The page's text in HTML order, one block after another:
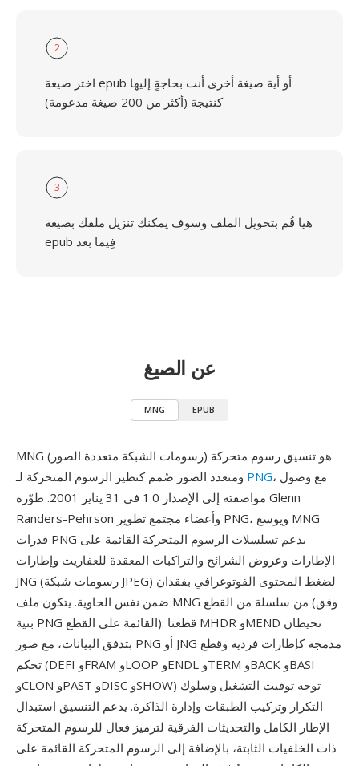
2
اختر صيغة epub أو أية صيغة أخرى أنت بحاجةٍ إليها
كنتيجة (أكثر من 200 صيغة مدعومة)
3
هيا قُم بتحويل الملف وسوف يمكنك تنزيل ملفك بصيغة
epub فِيما بعد
عن الصيغ
MNG EPUB
MNG (رسومات الشبكة متعددة الصور) هو تنسيق رسوم متحركة
PNG، مع وصول
مواصفته إلى الإصدار 1.0 في 31 يناير 2001. طوّره Glenn
Randers-Pehrson وأعضاء مجتمع تطوير PNG، ويوسع MNG
قدرات PNG بدعم تسلسلات الرسوم المتحركة القائمة على
الإطارات وعروض الشرائح والتراكبات المعقدة للعفاريت وإطارات
JNG (رسومات شبكة JPEG) لضغط المحتوى الفوتوغرافي بفقدان
ضمن نفس الحاوية. يتكون ملف MNG من سلسلة من القطع (وفق
بنية PNG القائمة على القطع): قطعتا MHDR وMEND تحيطان
بتدفق البيانات، مع صور PNG أو JNG مدمجة كإطارات فردية وقطع
تحكم (DEFI وFRAM وLOOP وENDL وTERM وBACK وBASI
وCLON وPAST وDISC وSHOW) توجه توقيت التشغيل وسلوك
التكرار وتركيب الطبقات وإدارة الذاكرة. يدعم التنسيق استبدال
الإطار الكامل والتحديثات الفرقية لترميز فعال للرسوم المتحركة
ذات الخلفيات الثابتة، بالإضافة إلى الرسوم المتحركة القائمة على